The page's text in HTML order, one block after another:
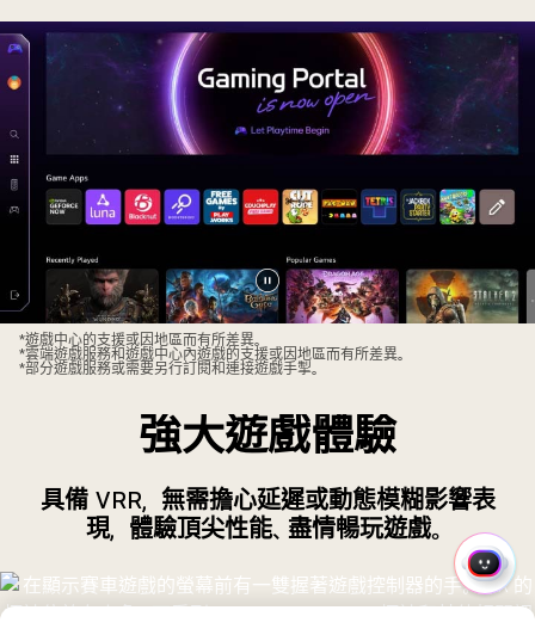
暫
影
*遊戲中心的支援或因地區而有所差異。
*雲端遊戲服務和遊戲中心內遊戲的支援或因地區而有所差異。
*部分遊戲服務或需要另行訂閱和連接遊戲手掣。
強大遊戲體驗
具備 VRR，無需擔心延遲或動態模糊影響表
現，體驗頂尖性能、盡情暢玩遊戲。
快
速